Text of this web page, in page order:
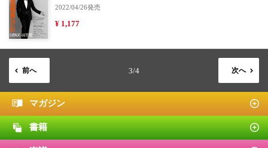
2022/04/26発売
¥ 1,177
前へ 3/4 次へ
マガジン
書籍